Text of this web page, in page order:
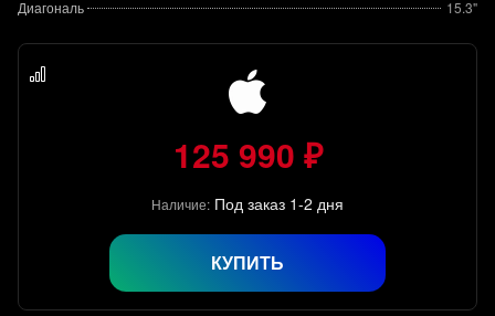
Диагональ 15.3"
125 990 ₽
Наличие: Под заказ 1-2 дня
КУПИТЬ